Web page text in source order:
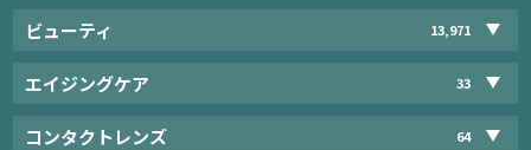
ビューティ 13,971
エイジングケア 33
コンタクトレンズ 64